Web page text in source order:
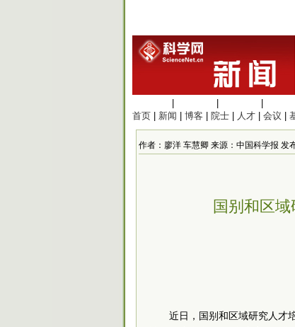
首页
新闻 博客 院士 人才 会议
作者：廖洋 车慧卿 来源：中国科学报 发
国别和区
近日，国别和区域研究人才